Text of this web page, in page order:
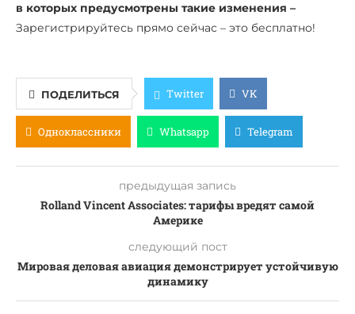
в которых предусмотрены такие изменения –
Зарегистрируйтесь прямо сейчас – это бесплатно!
ПОДЕЛИТЬСЯ Twitter VK
Одноклассники Whatsapp Telegram
предыдущая запись
Rolland Vincent Associates: тарифы вредят самой
Америке
следующий пост
Мировая деловая авиация демонстрирует устойчивую
динамику